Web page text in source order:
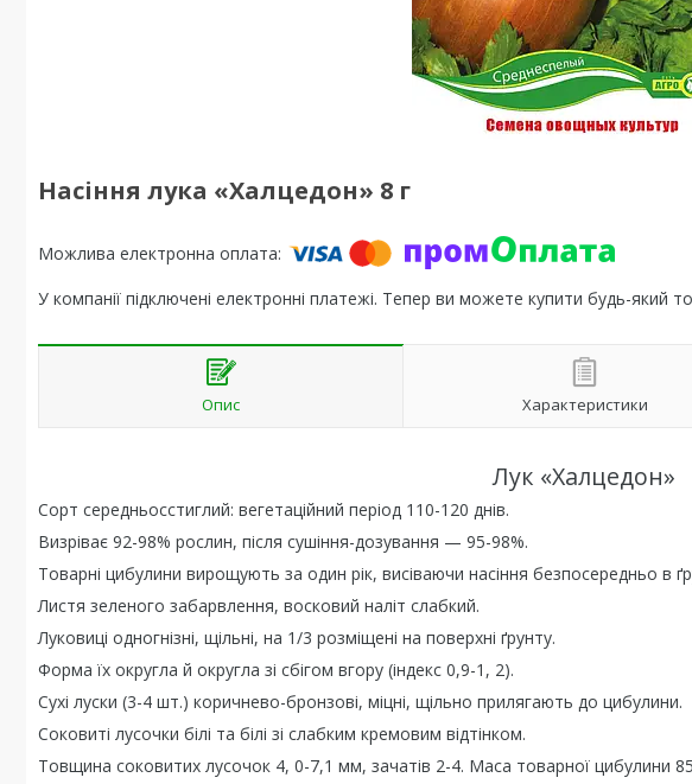
Насіння лука «Халцедон» 8 г
У компанії підключені електронні платежі. Тепер ви можете купити будь-який
Опис Характеристики
Лук «Халцедон»
Сорт середньосстиглий: вегетаційний період 110-120 днів.
Визріває 92-98% рослин, після сушіння-дозування — 95-98%.
Товарні цибулини вирощують за один рік, висіваючи насіння безпосередньо в
Листя зеленого забарвлення, восковий наліт слабкий.
Луковиці одногнізні, щільні, на 1/3 розміщені на поверхні ґрунту.
Форма їх округла й округла зі сбігом вгору (індекс 0,9-1, 2).
Сухі луски (3-4 шт.) коричнево-бронзові, міцні, щільно прилягають до цибулини.
Соковиті лусочки білі та білі зі слабким кремовим відтінком.
Товщина соковитих лусочок 4, 0-7,1 мм, зачатів 2-4. Маса товарної цибулини